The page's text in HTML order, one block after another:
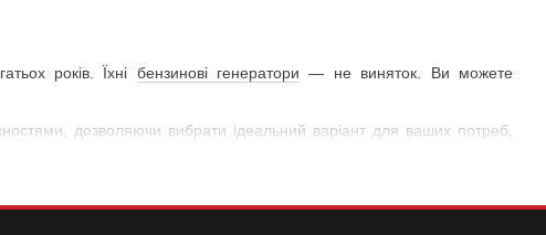
років. Їхні бензинові генератори — не виняток. Ви можете
дозволяючи вибрати ідеальний варіант для ваших потреб,